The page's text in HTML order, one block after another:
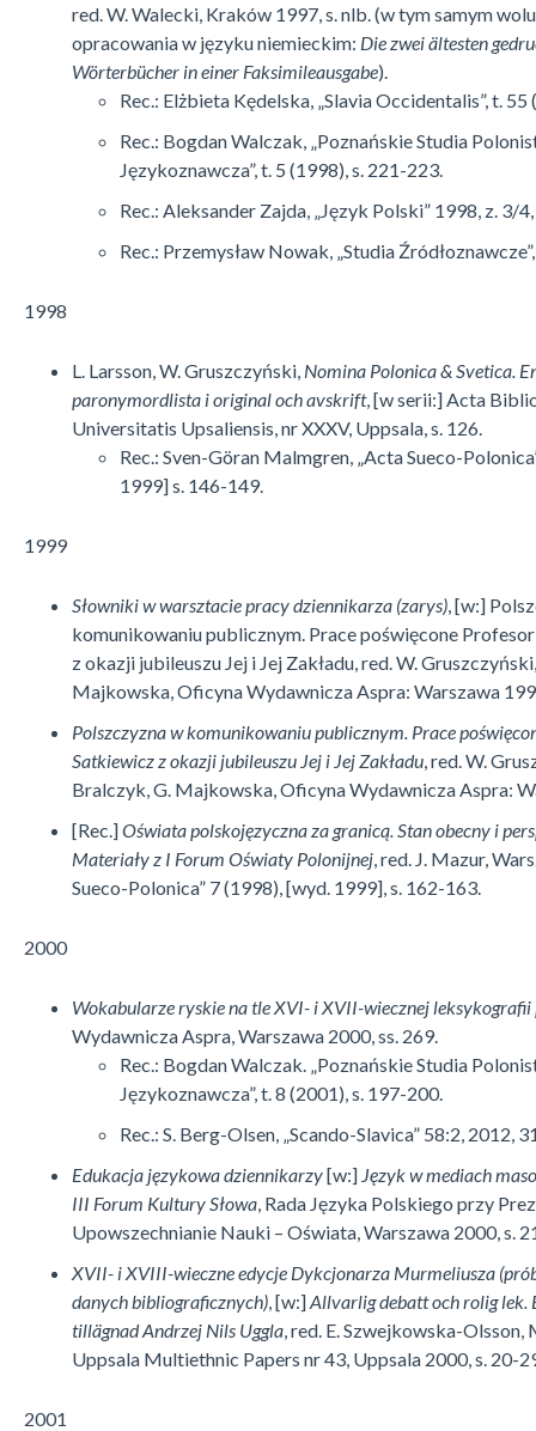
red. W. Walecki, Kraków 1997, s. nlb. (w tym samym
opracowania w języku niemieckim: Die zwei ältesten
Wörterbücher in einer Faksimileausgabe).
Rec.: Elżbieta Kędelska, „Slavia Occidentalis”, t.
Rec.: Bogdan Walczak, „Poznańskie Studia
Językoznawcza”, t. 5 (1998), s. 221-223.
Rec.: Aleksander Zajda, „Język Polski” 1998, z. 3/
Rec.: Przemysław Nowak, „Studia
1998
L. Larsson, W. Gruszczyński, Nomina Polonica & Svetica.
paronymordlista i original och avskrift, [w serii:] Acta
Universitatis Upsaliensis, nr XXXV, Uppsala, s. 126.
Rec.: Sven-Göran Malmgren, „Acta Sueco-
1999] s. 146-149.
1999
Słowniki w warsztacie pracy dziennikarza (zarys) , [w:]
komunikowaniu publicznym. Prace poświęcone
z okazji jubileuszu Jej i Jej Zakładu, red. W.
Majkowska, Oficyna Wydawnicza Aspra: Warszawa
Polszczyzna w komunikowaniu publicznym. Prace
Satkiewicz z okazji jubileuszu Jej i Jej Zakładu , red. W.
Bralczyk, G. Majkowska, Oficyna Wy­dawnicza Aspra:
[Rec.]Oświata polskojęzyczna za granicą. Stan obecny i
Materiały z I Fo­rum Oświaty Polonijnej , red. J. Mazur,
Sueco-Polonica” 7 (1998), [wyd. 1999], s. 162-163.
2000
Wokabularze ryskie na tle XVI- i XVII-wiecznej leksykografii
Wydawnicza Aspra, Warszawa 2000, ss. 269.
Rec.: Bogdan Walczak. „Poznańskie Studia
Językoznawcza”, t. 8 (2001), s. 197-200.
Rec.: S. Berg-Olsen, „Scando-Slavica” 58:2, 2012,
Edukacja językowa dziennikarzy[w:] Język w mediach
III Forum Kul­tu­ry Słowa , Rada Języka Polskiego przy
Upowszechnianie Nauki – Oświata, Warszawa 2000, s.
XVII- i XVIII-wieczne edycje Dykcjonarza Murmeliusza
danych biblio­gra­ficznych) , [w:]Allvarlig debatt och rolig lek.
tillägnad Andrzej Nils Uggla , red. E. Szwejkowska-Olsson,
Uppsala Multiethnic Papers nr 43, Uppsala 2000, s. 20-
2001